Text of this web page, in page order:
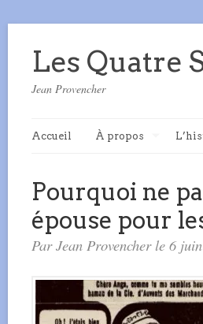
Les Quatre
Jean Provencher
Accueil À propos
Pourquoi ne
épouse pour
Par Jean Provencher le 6